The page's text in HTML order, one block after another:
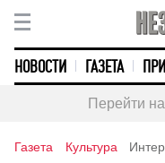
НОВОСТИ ГАЗЕТА
Перейти
Газета Культура